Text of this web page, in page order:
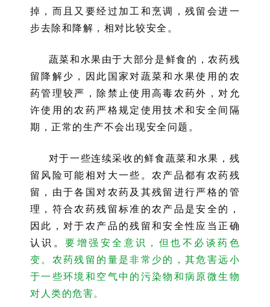
掉，而且又要经过加工和烹调，残留会进一
步去除和降解，相对比较安全。
蔬菜和水果由于大部分是鲜食的，农药残
留降解少，因此国家对蔬菜和水果使用的农
药管理较严，除禁止使用高毒农药外，对允
许使用的农药严格规定使用技术和安全间隔
期，正常的生产不会出现安全问题。
对于一些连续采收的鲜食蔬菜和水果，残
留风险可能相对大一些。农产品都有农药残
留，由于各国对农药及其残留进行严格的管
理，符合农药残留标准的农产品是安全的，
因此，对于农产品的残留和安全性应当正确
认识。要增强安全意识，但也不必谈药色
变。农药残留的量是非常少的，其危害远小
于一些环境和空气中的污染物和病原微生物
对人类的危害。